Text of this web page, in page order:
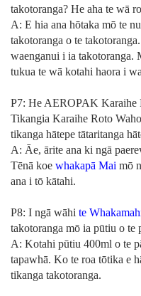
takotoranga? He aha te wā
A: E hia ana hōtaka mō te
takotoranga o te
waenganui i ia takotoranga.
tukua te wā kotahi haora i
P7: He AEROPAK Karaihe
Tikangia Karaihe Roto Waho
tikanga hātepe tātaritanga
A: Āe, ārite ana ki ngā
Tēnā koe whakapā Mai mō
ana i tō kātahi.
P8: I ngā wāhi te
takotoranga mō ia pūtiu o te
A: Kotahi pūtiu 400ml o te
tapawhā. Ko te roa tōtika e
tikanga takotoranga.